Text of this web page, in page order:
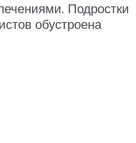
Подростки
обустроена